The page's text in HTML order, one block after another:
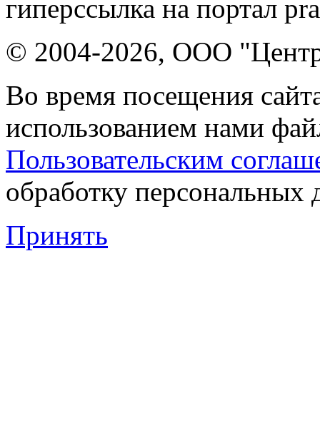
гиперссылка на портал
© 2004-2026, ООО "Центр
Во время посещения
использованием нами
Пользовательским
обработку персональных
Принять